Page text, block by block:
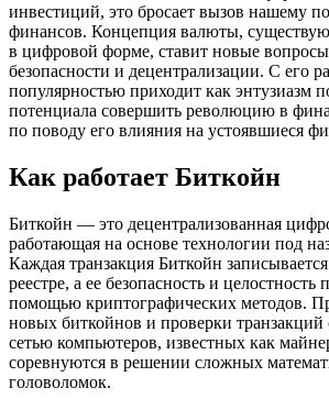
инвестиций, это бросает вызов нашему
финансов. Концепция валюты,
в цифровой форме, ставит новые
безопасности и децентрализации. С его
популярностью приходит как энтузиазм
потенциала совершить революцию в
по поводу его влияния на устоявшиеся
Как работает Биткойн
Биткойн — это децентрализованная
работающая на основе технологии под
Каждая транзакция Биткойн
реестре, а ее безопасность и
помощью криптографических методов.
новых биткойнов и проверки транзакций
сетью компьютеров, известных как
соревнуются в решении сложных
головоломок.